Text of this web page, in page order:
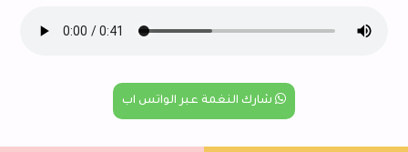
شارك النغمة عبر الواتس اب